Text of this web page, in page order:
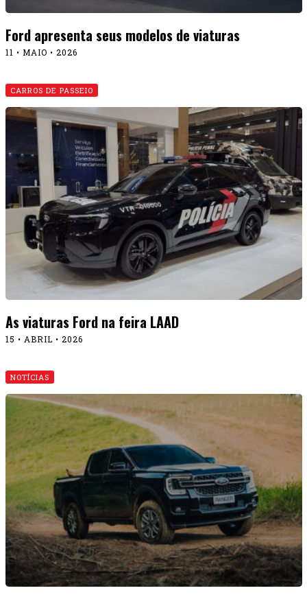
Ford apresenta seus modelos de viaturas
11 • MAIO • 2026
CARROS DE PASSEIO
As viaturas Ford na feira LAAD
15 • ABRIL • 2026
NOTÍCIAS